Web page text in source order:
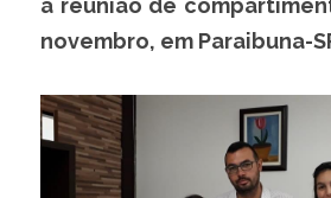
à reunião de
novembro, em Paraibuna-